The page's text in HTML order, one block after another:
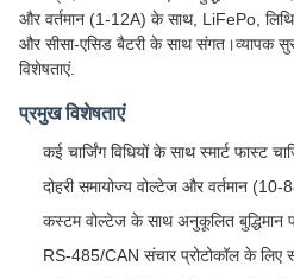
और वर्तमान (1-12A) के साथ, LiFePo,
और सीसा-एसिड बैटरी के साथ संगत।व्यापक
विशेषताएं.
प्रमुख विशेषताएं
कई चार्जिंग विधियों के साथ स्मार्ट फास्ट
दोहरी समायोज्य वोल्टेज और वर्तमान
कस्टम वोल्टेज के साथ अनुकूलित बुद्धिमान
RS-485/CAN संचार प्रोटोकॉल के लिए